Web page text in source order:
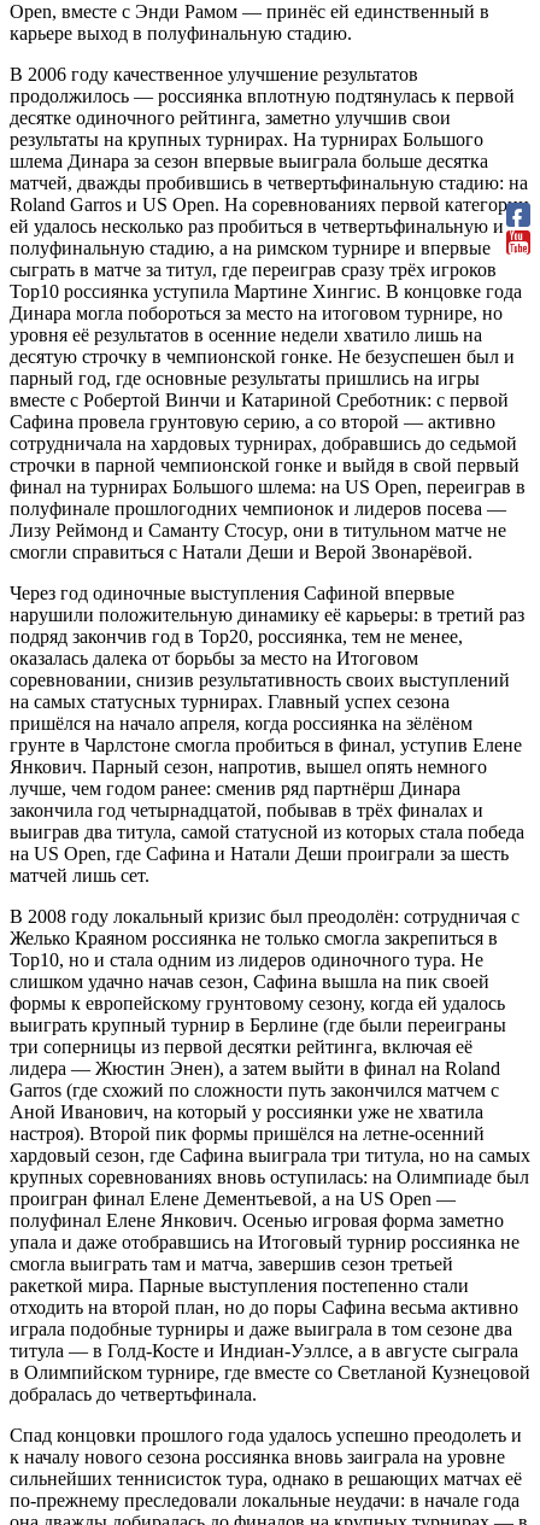
Open, вместе с Энди Рамом — принёс ей единственный в
карьере выход в полуфинальную стадию.
В 2006 году качественное улучшение результатов
продолжилось — россиянка вплотную подтянулась к первой
десятке одиночного рейтинга, заметно улучшив свои
результаты на крупных турнирах. На турнирах Большого
шлема Динара за сезон впервые выиграла больше десятка
матчей, дважды пробившись в четвертьфинальную стадию: на
Roland Garros и US Open. На соревнованиях первой категории
ей удалось несколько раз пробиться в четвертьфинальную и
полуфинальную стадию, а на римском турнире и впервые
сыграть в матче за титул, где переиграв сразу трёх игроков
Top10 россиянка уступила Мартине Хингис. В концовке года
Динара могла побороться за место на итоговом турнире, но
уровня её результатов в осенние недели хватило лишь на
десятую строчку в чемпионской гонке. Не безуспешен был и
парный год, где основные результаты пришлись на игры
вместе с Робертой Винчи и Катариной Среботник: с первой
Сафина провела грунтовую серию, а со второй — активно
сотрудничала на хардовых турнирах, добравшись до седьмой
строчки в парной чемпионской гонке и выйдя в свой первый
финал на турнирах Большого шлема: на US Open, переиграв в
полуфинале прошлогодних чемпионок и лидеров посева —
Лизу Реймонд и Саманту Стосур, они в титульном матче не
смогли справиться с Натали Деши и Верой Звонарёвой.
Через год одиночные выступления Сафиной впервые
нарушили положительную динамику её карьеры: в третий раз
подряд закончив год в Top20, россиянка, тем не менее,
оказалась далека от борьбы за место на Итоговом
соревновании, снизив результативность своих выступлений
на самых статусных турнирах. Главный успех сезона
пришёлся на начало апреля, когда россиянка на зёлёном
грунте в Чарлстоне смогла пробиться в финал, уступив Елене
Янкович. Парный сезон, напротив, вышел опять немного
лучше, чем годом ранее: сменив ряд партнёрш Динара
закончила год четырнадцатой, побывав в трёх финалах и
выиграв два титула, самой статусной из которых стала победа
на US Open, где Сафина и Натали Деши проиграли за шесть
матчей лишь сет.
В 2008 году локальный кризис был преодолён: сотрудничая с
Желько Краяном россиянка не только смогла закрепиться в
Top10, но и стала одним из лидеров одиночного тура. Не
слишком удачно начав сезон, Сафина вышла на пик своей
формы к европейскому грунтовому сезону, когда ей удалось
выиграть крупный турнир в Берлине (где были переиграны
три соперницы из первой десятки рейтинга, включая её
лидера — Жюстин Энен), а затем выйти в финал на Roland
Garros (где схожий по сложности путь закончился матчем с
Аной Иванович, на который у россиянки уже не хватила
настроя). Второй пик формы пришёлся на летне-осенний
хардовый сезон, где Сафина выиграла три титула, но на самых
крупных соревнованиях вновь оступилась: на Олимпиаде был
проигран финал Елене Дементьевой, а на US Open —
полуфинал Елене Янкович. Осенью игровая форма заметно
упала и даже отобравшись на Итоговый турнир россиянка не
смогла выиграть там и матча, завершив сезон третьей
ракеткой мира. Парные выступления постепенно стали
отходить на второй план, но до поры Сафина весьма активно
играла подобные турниры и даже выиграла в том сезоне два
титула — в Голд-Косте и Индиан-Уэллсе, а в августе сыграла
в Олимпийском турнире, где вместе со Светланой Кузнецовой
добралась до четвертьфинала.
Спад концовки прошлого года удалось успешно преодолеть и
к началу нового сезона россиянка вновь заиграла на уровне
сильнейших теннисисток тура, однако в решающих матчах её
по-прежнему преследовали локальные неудачи: в начале года